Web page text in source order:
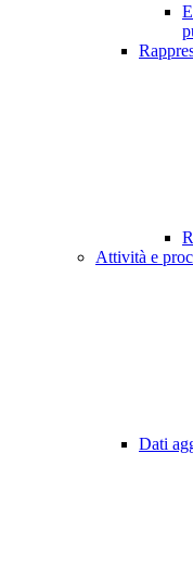
Attività e
Dati